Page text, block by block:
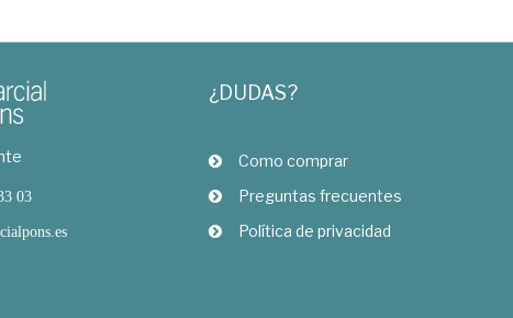
03
¿DUDAS?
Como comprar
Preguntas frecuentes
Política de privacidad